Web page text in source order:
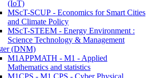
(IoT)
MScT-SCUP - Economics for Smart Cities
and Climate Policy
MScT-STEEM - Energy Environment :
Science Technology & Management
(DNM)
M1APPMATH - M1 - Applied
Mathematics and statistics
M1CPS - M1 CPS - Cyber Physical